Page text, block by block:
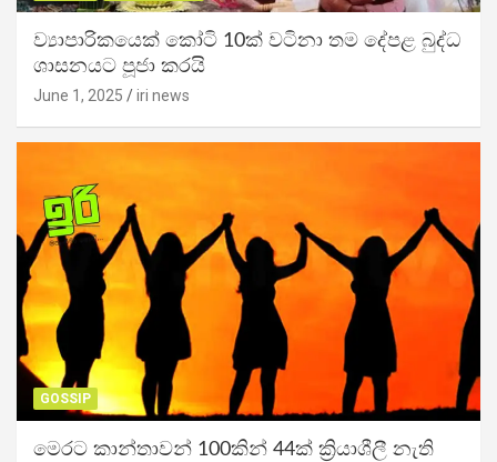
ව්‍යාපාරිකයෙක් කෝටි 10ක් වටිනා තම දේපළ බුද්ධ
ශාසනයට පූජා කරයි
June 1, 2025 iri news
GOSSIP
මෙරට කාන්තාවන් 100කින් 44ක් ක්‍රියාශීලී නැති